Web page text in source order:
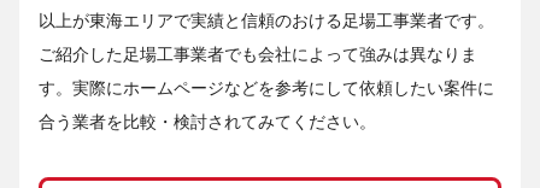
以上が東海エリアで実績と信頼のおける足場工事業者です。
ご紹介した足場工事業者でも会社によって強みは異なりま
す。実際にホームページなどを参考にして依頼したい案件に
合う業者を比較・検討されてみてください。